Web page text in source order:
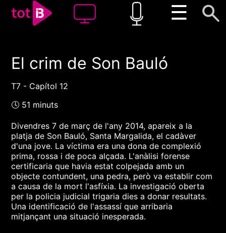
☰
00:00 00:00
El crim de Son Bauló
T7 - Capítol 12
🕓 51 minuts
Divendres 7 de març de l'any 2014, apareix a la
platja de Son Bauló, Santa Margalida, el cadàver
d'una jove. La víctima era una dona de complexió
prima, rossa i de poca alçada. L'anàlisi forense
certificaria que havia estat colpejada amb un
objecte contundent, una pedra, però va establir com
a causa de la mort l'asfíxia. La investigació oberta
per la policia judicial trigaria dies a donar resultats.
Una identificació de l'assassí que arribaria
mitjançant una situació inesperada.